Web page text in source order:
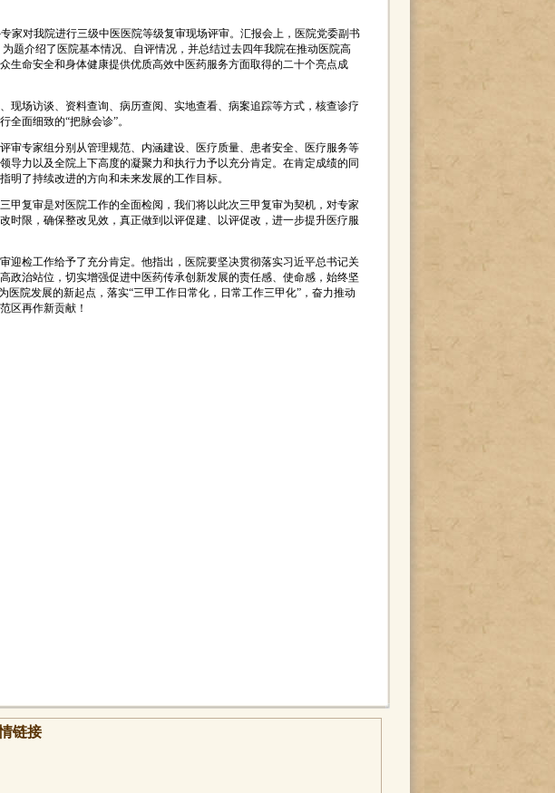
家对我院进行三级中医医院等级复审现场评审。汇报会上，医院党委副书
题介绍了医院基本情况、自评情况，并总结过去四年我院在推动医院高
生命安全和身体健康提供优质高效中医药服务方面取得的二十个亮点成
现场访谈、资料查询、病历查阅、实地查看、病案追踪等方式，核查诊疗
全面细致的“把脉会诊”。
审专家组分别从管理规范、内涵建设、医疗质量、患者安全、医疗服务等
导力以及全院上下高度的凝聚力和执行力予以充分肯定。在肯定成绩的同
明了持续改进的方向和未来发展的工作目标。
甲复审是对医院工作的全面检阅，我们将以此次三甲复审为契机，对专家
时限，确保整改见效，真正做到以评促建、以评促改，进一步提升医疗服
迎检工作给予了充分肯定。他指出，医院要坚决贯彻落实习近平总书记关
政治站位，切实增强促进中医药传承创新发展的责任感、使命感，始终坚
医院发展的新起点，落实“三甲工作日常化，日常工作三甲化”，奋力推动
区再作新贡献！
链接